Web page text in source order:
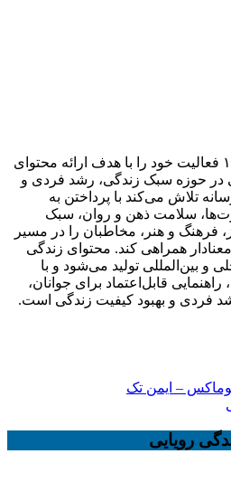
«زندگی رویایی» از سال ۱۳۹۳ فعالیت خود را با هدف ارائه محتوای
در حوزه سبک زندگی، رشد فردی و
تلاش می‌کند با پرداختن به
سلامت ذهن و روان، سبک
فرهنگ و هنر، مخاطبان را در مسیر
همراهی کند. محتوای زندگی
و بین‌المللی تولید می‌شود و با
قابل‌اعتماد برای جوانان،
فردی و بهبود کیفیت زندگی است.
– ایمن تک
رویایی